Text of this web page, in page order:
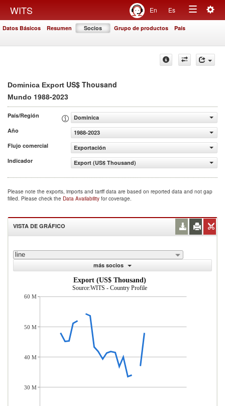
WITS En Es
Toggle
Datos Básicos Resumen Socios Grupo de productos País
Dominica Export US$ Thousand
Mundo 1988-2023
País/Región
Dominica
Año
1988-2023
Flujo comercial
Exportación
Indicador
Export (US$ Thousand)
Please note the exports, imports and tariff data are based on reported data and not gap
filled. Please check the Data Availability for coverage.
VISTA DE GRÁFICO
line
más socios
Export (US$ Thousand)
Source:WITS - Country Profile
60 M
50 M
40 M
30 M